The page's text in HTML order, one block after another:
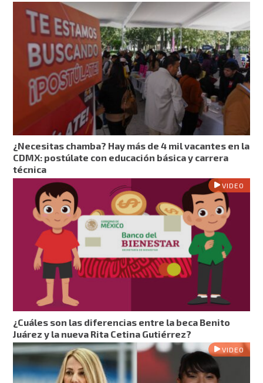
¿Necesitas chamba? Hay más de 4 mil vacantes en la
CDMX: postúlate con educación básica y carrera
técnica
VIDEO
¿Cuáles son las diferencias entre la beca Benito
Juárez y la nueva Rita Cetina Gutiérrez?
VIDEO